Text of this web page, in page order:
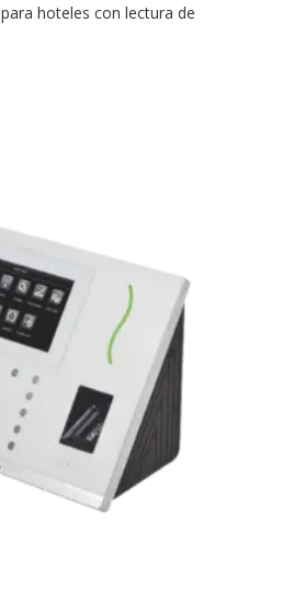
hoteles con lectura de